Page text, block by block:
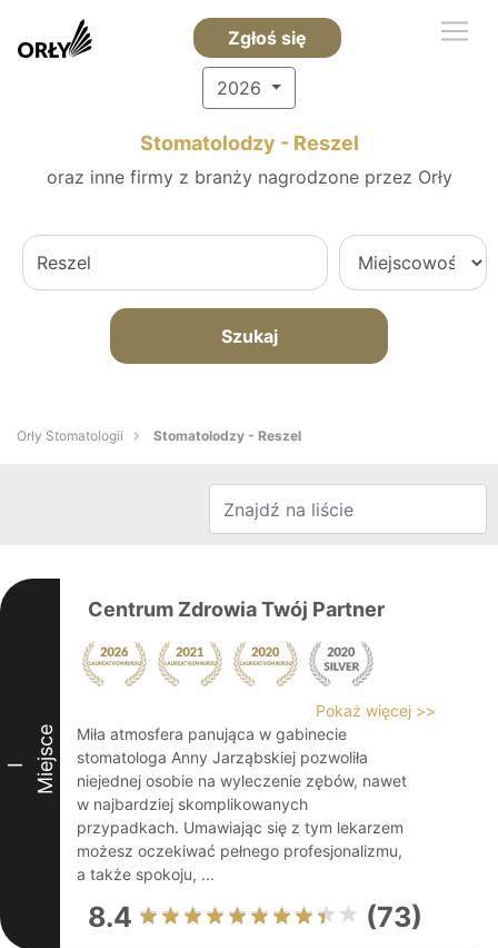
Zgłoś się
2026
Stomatolodzy - Reszel
oraz inne firmy z branży nagrodzone przez Orły
Szukaj
Orły Stomatologii Stomatolodzy - Reszel
I Miejsce
Centrum Zdrowia Twój Partner
Pokaż więcej >>
Miła atmosfera panująca w gabinecie
stomatologa Anny Jarząbskiej pozwoliła
niejednej osobie na wyleczenie zębów, nawet
w najbardziej skomplikowanych
przypadkach. Umawiając się z tym lekarzem
możesz oczekiwać pełnego profesjonalizmu,
a także spokoju, ...
8.4 (73)